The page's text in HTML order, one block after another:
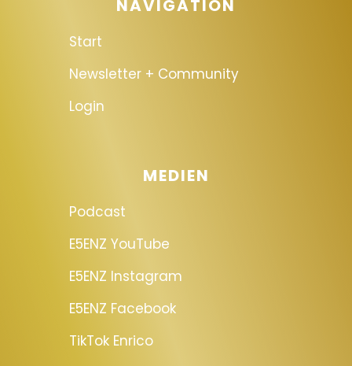
NAVIGATION
Start
Newsletter + Community
Login
MEDIEN
Podcast
E5ENZ YouTube
E5ENZ Instagram
E5ENZ Facebook
TikTok Enrico